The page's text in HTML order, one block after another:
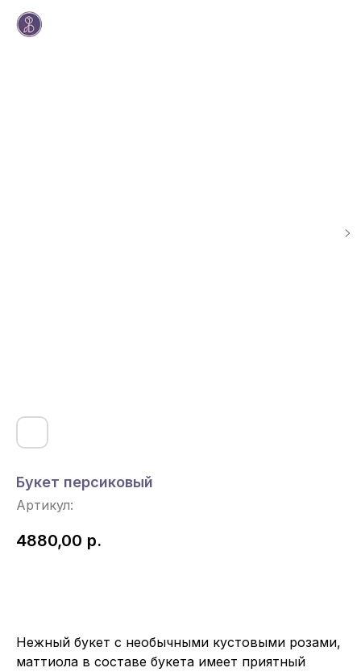
Букет персиковый
Артикул:
4880,00 р.
Нежный букет с необычными кустовыми розами,
маттиола в составе букета имеет приятный